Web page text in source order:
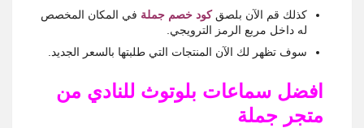
كذلك قم الآن بلصقكود خصم جملة في المكان المخصص
له داخل مربع الرمز الترويجي.
سوف تظهر لك الآن المنتجات التي طلبتها بالسعر الجديد.
افضل سماعات بلوتوث للنادي من
متجر جملة